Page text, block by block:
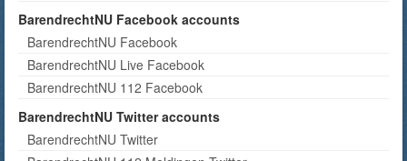
BarendrechtNU Facebook accounts
BarendrechtNU Facebook
BarendrechtNU Live Facebook
BarendrechtNU 112 Facebook
BarendrechtNU Twitter accounts
BarendrechtNU Twitter